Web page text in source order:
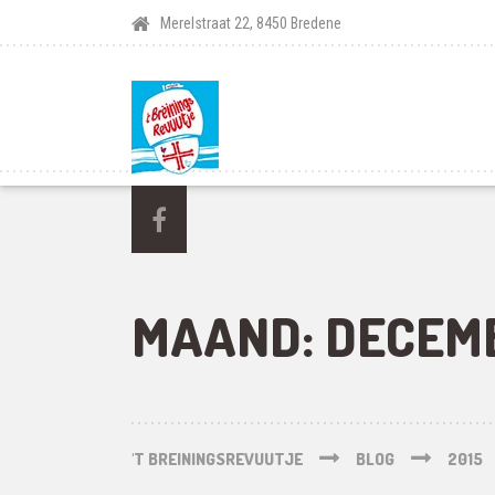
Merelstraat 22, 8450 Bredene
MAAND:
'T BREININGSREVUUTJE BLOG 2015